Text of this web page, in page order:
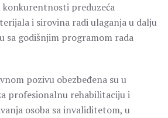
preduzeća
i sirovina radi ulaganja u dalju
sa godišnjim programom rada
pozivu obezbeđena su u
profesionalnu rehabilitaciju i
osoba sa invaliditetom, u